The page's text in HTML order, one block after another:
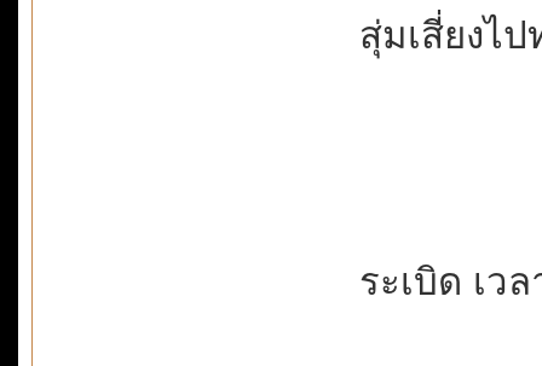
สุ่มเสี่ยงไ
ระเบิด เว